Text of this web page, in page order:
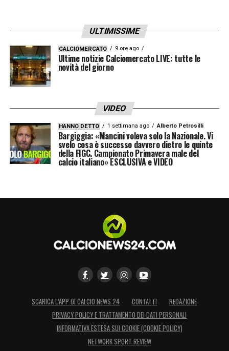
ULTIMISSIME
CALCIOMERCATO 9 ore ago
Ultime notizie Calciomercato LIVE: tutte le
novità del giorno
VIDEO
HANNO DETTO 1 settimana ago Alberto Petrosilli
Bargiggia: «Mancini voleva solo la Nazionale. Vi
svelo cosa è successo davvero dietro le quinte
della FIGC. Campionato Primavera male del
calcio italiano» ESCLUSIVA e VIDEO
SCARICA L’APP DI CALCIO NEWS 24 CONTATTI
REDAZIONE
PRIVACY POLICY E TRATTAMENTO DEI DATI PERSONALI
INFORMATIVA ESTESA SUI COOKIE (COOKIE POLICY)
NETWORK SPORT REVIEW